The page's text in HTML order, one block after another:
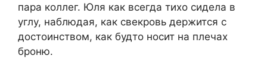
пара коллег. Юля как всегда тихо сидела в
углу, наблюдая, как свекровь держится с
достоинством, как будто носит на плечах
броню.